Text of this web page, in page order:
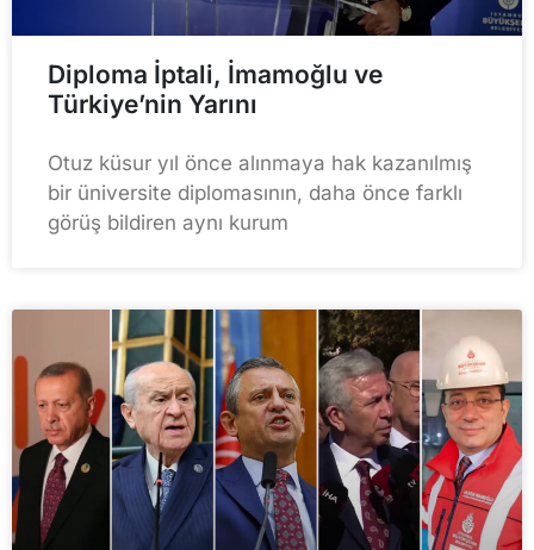
Diploma İptali, İmamoğlu ve
Türkiye’nin Yarını
Otuz küsur yıl önce alınmaya hak kazanılmış
bir üniversite diplomasının, daha önce farklı
görüş bildiren aynı kurum